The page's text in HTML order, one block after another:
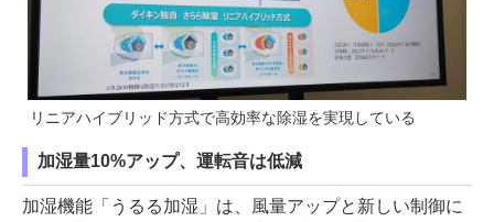
リニアハイブリッド方式で高効率な除湿を実現している
加湿量10%アップ、運転音は低減
加湿機能「うるる加湿」は、風量アップと新しい制御に